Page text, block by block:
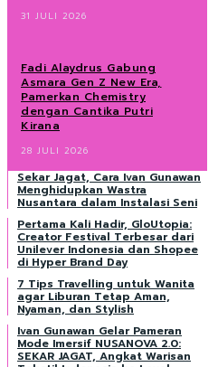
31 JULI 2026
Fadi Alaydrus Gabung
Asmara Gen Z New Era,
Pamerkan Chemistry
dengan Cantika Putri
Kirana
28 JULI 2026
Sekar Jagat, Cara Ivan Gunawan
Menghidupkan Wastra
Nusantara dalam Instalasi Seni
Pertama Kali Hadir, GloUtopia:
Creator Festival Terbesar dari
Unilever Indonesia dan Shopee
di Hyper Brand Day
7 Tips Travelling untuk Wanita
agar Liburan Tetap Aman,
Nyaman, dan Stylish
Ivan Gunawan Gelar Pameran
Mode Imersif NUSANOVA 2.0:
SEKAR JAGAT, Angkat Warisan